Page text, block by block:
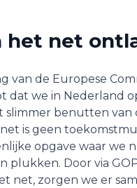
het net
van de Europese
dat we in Nederland
slimmer benutten van
is geen
opgave waar we
plukken. Door via
net, zorgen we er